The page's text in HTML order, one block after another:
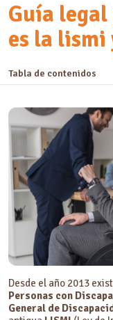
Guía
es la lismi
Tabla de contenidos
Los 5 Ámbitos de
Derecho al trabajo y
Derecho de salud
Cuota del 2%
Derecho a la educación
Participación en
Fuentes y referencias
Preguntas frecuentes
¿Al buscar qué es la
normativa de inclusión?
¿Cómo garantiza la
autonomía personal?
¿Qué obligaciones
Desde el año 2013
Personas con
General de